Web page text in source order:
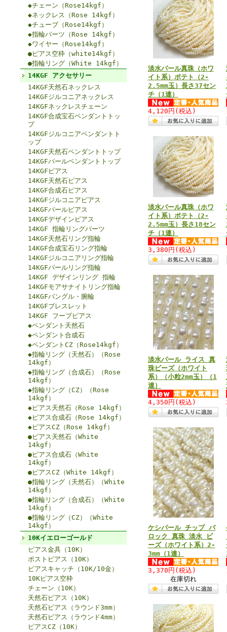
◆チェーン（Rose14kgf）
◆ネックレス（Rose 14kgf）
◆チューブ（Rose14kgf）
◆指輪パーツ（Rose 14kgf）
◆ワイヤー（Rose14kgf）
●ピアス空枠（white14kgf）
●指輪リング（White 14kgf）
14KGF アクセサリー
14KGF天然石ネックレス
14KGFジルコニアネックレス
14KGFネックレスチェーン
14KGF合成宝石ペンダントトッ
プ
14KGFジルコニアペンダントト
ップ
14KGF天然石ペンダントトップ
14KGFパールペンダントトップ
14KGFピアス
14KGF天然石ピアス
14KGF合成石ピアス
14KGFジルコニアピアス
14KGFパールピアス
14KGFデザインピアス
14KGF 指輪リングパーツ
14KGF天然石リング指輪
14KGF合成宝石リング指輪
14KGFジルコニアリング指輪
14KGFパールリング指輪
14KGF デザインリング 指輪
14KGFモアサナイトリング指輪
14KGFバングル・腕輪
14KGFブレスレット
14KGF フープピアス
◆ペンダント天然石
◆ペンダント合成石
◆ペンダントCZ（Rose14kgf）
◆指輪リング（天然石）（Rose
14kgf）
◆指輪リング（合成石）（Rose
14kgf）
◆指輪リング（CZ）（Rose
14kgf）
◆ピアス天然石（Rose 14kgf）
◆ピアス合成石（Rose 14kgf）
◆ピアスCZ（Rose 14kgf）
●ピアス天然石（White
14kgf）
●ピアス合成石（White
14kgf）
●ピアスCZ（White 14kgf）
●指輪リング（天然石）（White
14kgf）
●指輪リング（合成石）（White
14kgf）
●指輪リング（CZ）（White
14kgf）
10Kイエローゴールド
ピアス金具（10K）
ポストピアス（10K）
ピアスキャッチ（10K/10金）
10Kピアス空枠
チェーン（10K）
天然石ピアス（10K）
天然石ピアス（ラウンド3mm）
天然石ピアス（ラウンド4mm）
ピアスCZ（10K）
淡水パール真珠（ホワ
イト系）ポテト（2-
2.5mm玉）長さ37セン
チ（1連）
4,120円 (税込)
淡水パール真珠（ホワ
イト系）ポテト（2-
2.5mm玉）長さ18セン
チ（1連）
3,380円 (税込)
淡水パール ライス 真
珠ビーズ（ホワイト
系）（小粒2mm玉）（1
連）
4,350円 (税込)
ケシパール チップ バ
ロック 真珠 淡水 ビ
ーズ（ホワイト系）2-
3mm（1連）
3,370円 (税込)
在庫切れ